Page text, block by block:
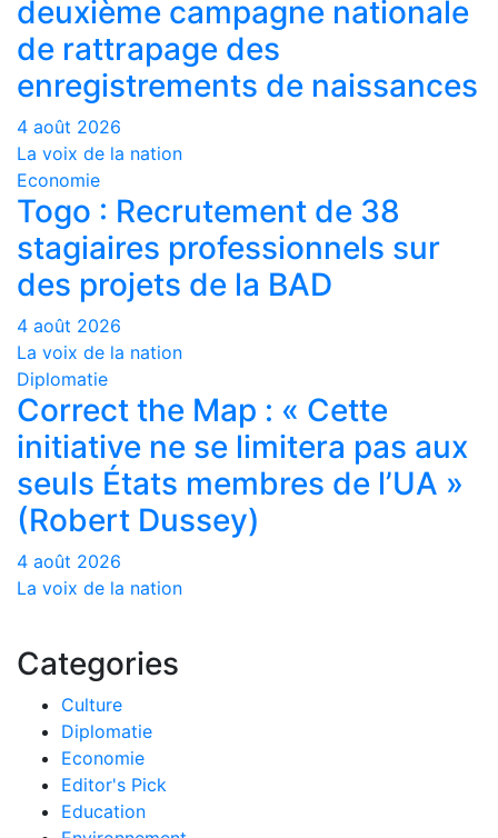
deuxième campagne nationale
de rattrapage des
enregistrements de naissances
4 août 2026
La voix de la nation
Economie
Togo : Recrutement de 38
stagiaires professionnels sur
des projets de la BAD
4 août 2026
La voix de la nation
Diplomatie
Correct the Map : « Cette
initiative ne se limitera pas aux
seuls États membres de l’UA »
(Robert Dussey)
4 août 2026
La voix de la nation
Categories
Culture
Diplomatie
Economie
Editor's Pick
Education